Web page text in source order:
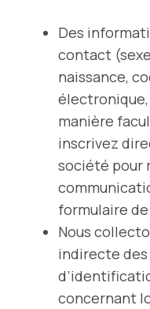
Des
contact
naissance,
manière
inscrivez
société pour
formulaire
Nous
indirecte
concernant